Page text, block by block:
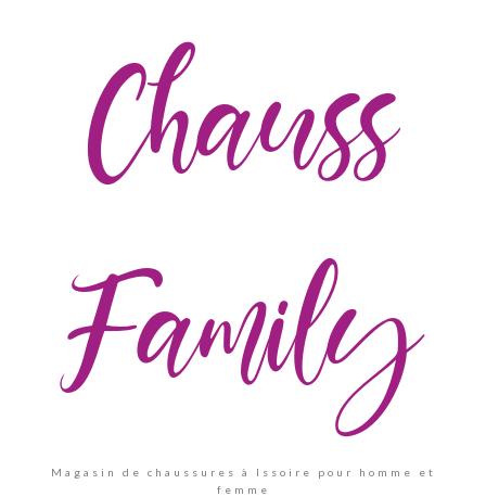
Chauss
Family
Magasin de chaussures à Issoire pour homme et
femme